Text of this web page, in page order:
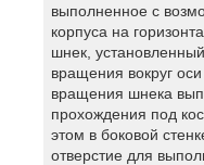
выполненное с
корпуса на
шнек,
вращения вокруг
вращения шнека
прохождения под
этом в боковой
отверстие для